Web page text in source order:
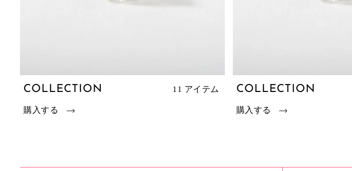
COLLECTION 11 アイテム
購入する
COLLECTION
購入する